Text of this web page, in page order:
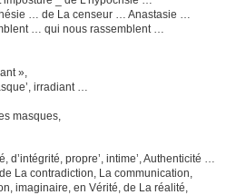
… de La censeur … Anastasie …
… qui nous rassemblent …
»,
irradiant …
masques,
d’intégrité, propre’, intime’, Authenticité …
La contradiction, La communication,
imaginaire, en Vérité, de La réalité,